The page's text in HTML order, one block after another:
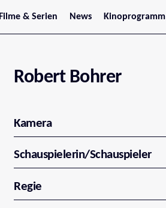
Filme & Serien
Trailer
Serienarchiv
News
Stars
Kinoprogramm
Jetzt im Kino
Oberösterreich
Tirol
Vorarlberg
Robert Bohrer
Kamera
Schauspielerin/Schauspieler
Regie